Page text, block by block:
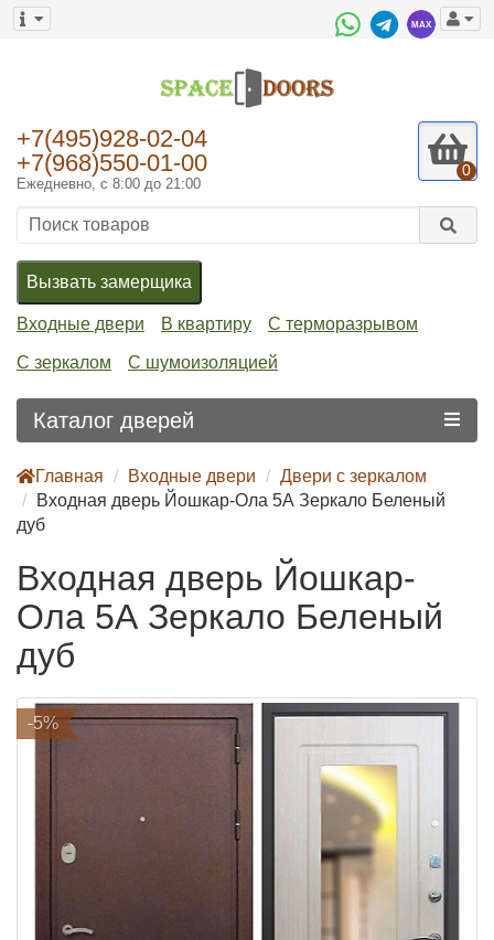
+7(495)928-02-04
+7(968)550-01-00
Ежедневно, с 8:00 до 21:00
0
Вызвать замерщика
Входные двери В квартиру С терморазрывом
С зеркалом С шумоизоляцией
Каталог дверей
Главная Входные двери
Двери с зеркалом
Входная дверь Йошкар-Ола 5А Зеркало Беленый
дуб
Входная дверь Йошкар-
Ола 5А Зеркало Беленый
дуб
-5%